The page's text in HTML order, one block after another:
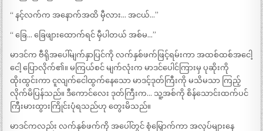
“ နင့်လက်က အနောက်အထိ မှီလား… အငယ်…”
“ ခြေ… ခြေဖျားထောက်ရင် မှီပါတယ် အစ်မ…”
မာဒင်က ဗီရိုအပေါ်မျက်နှာပြင်ကို လက်နှစ်ဖက်ဖြင့်ရမ်းကာ အထစ်ထစ်အငေါ့
ငေါ့ ပြောလိုက်၏။ မကြယ်စင် မျက်လုံးက မာဒင်ပေါင်ကြားမှ ပုဆိုးကို
ထိုးထွင်းကာ ငူလျက်ငေါထွက်နေသော မာဒင့်ဒုတ်ကြီးကို မသိမသာ ကြည့်
လိုက်မိပြန်သည်။ ဒီကောင်လေး ဒုတ်ကြီးက… သူ့အစ်ကို စိန်သောင်းထက်ပင်
ကြီးမားထွားကြိုင်းပုံရသည်ဟု တွေးမိသည်။
မာဒင်ကလည်း လက်နှစ်ဖက်ကို အပေါ်တွင် စုံမြှောက်ကာ အလုပ်များနေ